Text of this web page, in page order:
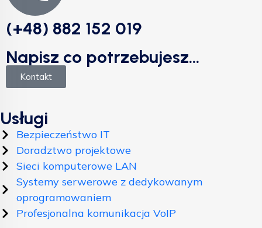
(+48) 882 152 019
Napisz co potrzebujesz...
Kontakt
Usługi
Bezpieczeństwo IT
Doradztwo projektowe
Sieci komputerowe LAN
Systemy serwerowe z dedykowanym
oprogramowaniem
Profesjonalna komunikacja VoIP